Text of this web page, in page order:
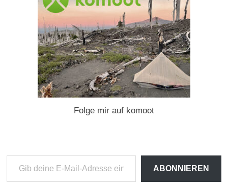
Folge mir auf komoot
deine
ABONNIEREN